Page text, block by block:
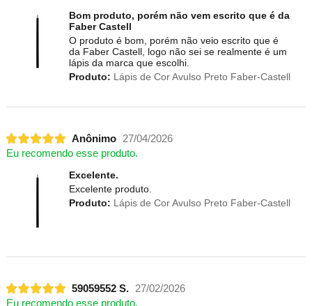
Bom produto, porém não vem escrito que é da
Faber Castell
O produto é bom, porém não veio escrito que é
da Faber Castell, logo não sei se realmente é um
lápis da marca que escolhi.
Produto: Lápis de Cor Avulso Preto Faber-Castell
Anônimo
27/04/2026
Eu recomendo esse produto.
Excelente.
Excelente produto.
Produto: Lápis de Cor Avulso Preto Faber-Castell
59059552 S.
27/02/2026
Eu recomendo esse produto.